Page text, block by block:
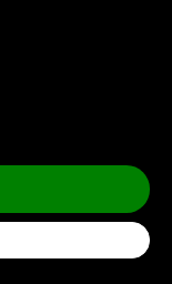
slät kors